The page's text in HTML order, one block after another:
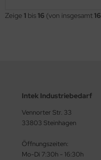
Zeige 1 bis16 (von insgesamt16
Intek Industriebedarf
Vennorter Str. 33
33803 Steinhagen
Öffnungszeiten:
Mo-Di 7:30h - 16:30h